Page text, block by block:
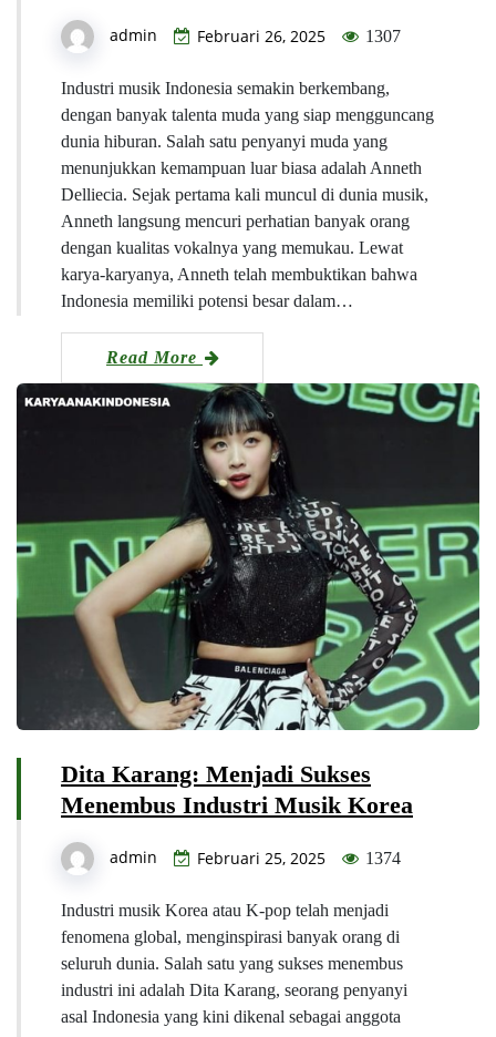
admin Februari 26, 2025 1307
Industri musik Indonesia semakin berkembang,
dengan banyak talenta muda yang siap mengguncang
dunia hiburan. Salah satu penyanyi muda yang
menunjukkan kemampuan luar biasa adalah Anneth
Delliecia. Sejak pertama kali muncul di dunia musik,
Anneth langsung mencuri perhatian banyak orang
dengan kualitas vokalnya yang memukau. Lewat
karya-karyanya, Anneth telah membuktikan bahwa
Indonesia memiliki potensi besar dalam…
Read More
Dita Karang: Menjadi Sukses
Menembus Industri Musik Korea
admin Februari 25, 2025 1374
Industri musik Korea atau K-pop telah menjadi
fenomena global, menginspirasi banyak orang di
seluruh dunia. Salah satu yang sukses menembus
industri ini adalah Dita Karang, seorang penyanyi
asal Indonesia yang kini dikenal sebagai anggota